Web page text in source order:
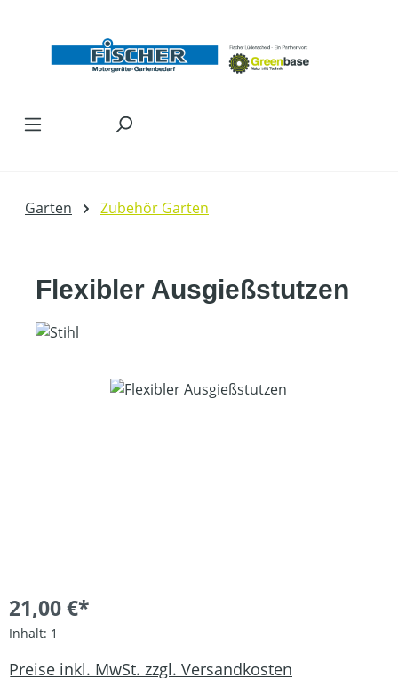
Garten Zubehör Garten
Flexibler Ausgießstutzen
Bildergalerie überspringen
21,00 €*
Inhalt: 1
Preise inkl. MwSt. zzgl. Versandkosten